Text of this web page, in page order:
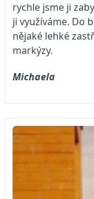
rychle jsme ji
ji využíváme. Do
nějaké lehké
markýzy.